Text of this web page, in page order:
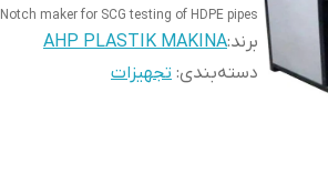
Notch maker for SCG testing of HDPE pipes
برند:AHP PLASTIK MAKINA
دسته‌بندی: تجهیزات